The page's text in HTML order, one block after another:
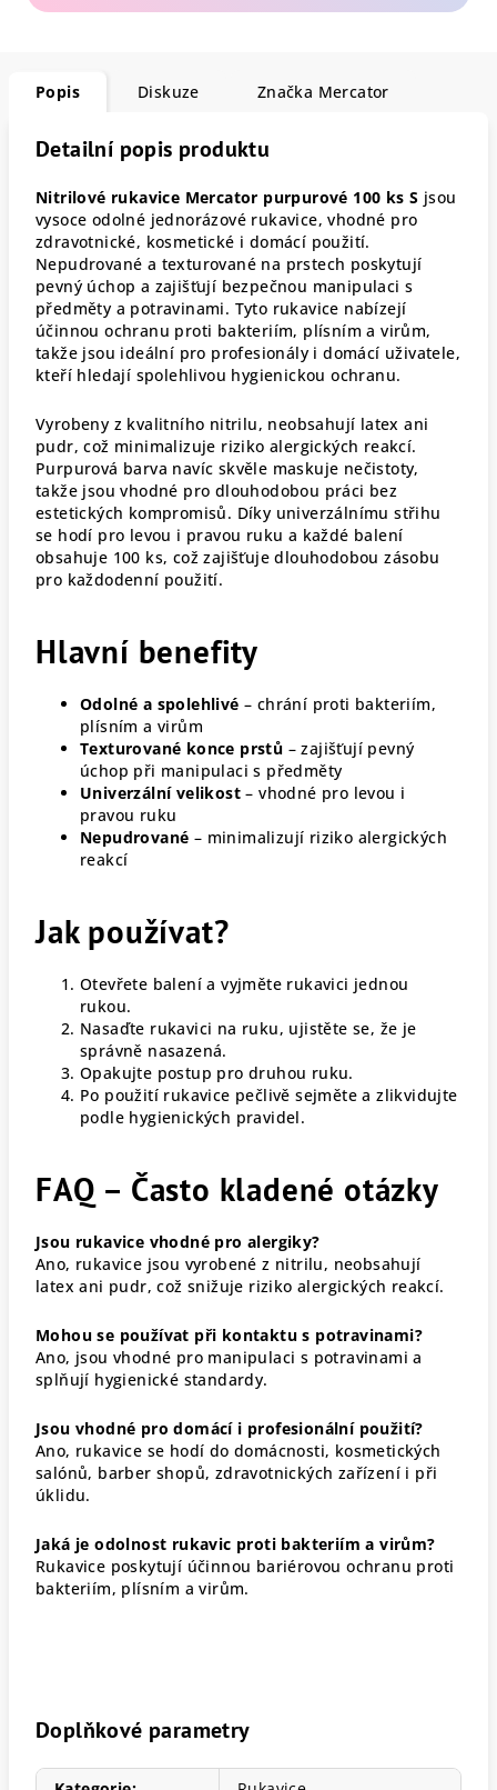
Popis Diskuze Značka Mercator
Detailní popis produktu
Nitrilové rukavice Mercator purpurové 100 ks S jsou
vysoce odolné jednorázové rukavice, vhodné pro
zdravotnické, kosmetické i domácí použití.
Nepudrované a texturované na prstech poskytují
pevný úchop a zajišťují bezpečnou manipulaci s
předměty a potravinami. Tyto rukavice nabízejí
účinnou ochranu proti bakteriím, plísním a virům,
takže jsou ideální pro profesionály i domácí uživatele,
kteří hledají spolehlivou hygienickou ochranu.
Vyrobeny z kvalitního nitrilu, neobsahují latex ani
pudr, což minimalizuje riziko alergických reakcí.
Purpurová barva navíc skvěle maskuje nečistoty,
takže jsou vhodné pro dlouhodobou práci bez
estetických kompromisů. Díky univerzálnímu střihu
se hodí pro levou i pravou ruku a každé balení
obsahuje 100 ks, což zajišťuje dlouhodobou zásobu
pro každodenní použití.
Hlavní benefity
Odolné a spolehlivé – chrání proti bakteriím,
plísním a virům
Texturované konce prstů – zajišťují pevný
úchop při manipulaci s předměty
Univerzální velikost – vhodné pro levou i
pravou ruku
Nepudrované – minimalizují riziko alergických
reakcí
Jak používat?
Otevřete balení a vyjměte rukavici jednou
rukou.
Nasaďte rukavici na ruku, ujistěte se, že je
správně nasazená.
Opakujte postup pro druhou ruku.
Po použití rukavice pečlivě sejměte a zlikvidujte
podle hygienických pravidel.
FAQ – Často kladené otázky
Jsou rukavice vhodné pro alergiky?
Ano, rukavice jsou vyrobené z nitrilu, neobsahují
latex ani pudr, což snižuje riziko alergických reakcí.
Mohou se používat při kontaktu s potravinami?
Ano, jsou vhodné pro manipulaci s potravinami a
splňují hygienické standardy.
Jsou vhodné pro domácí i profesionální použití?
Ano, rukavice se hodí do domácnosti, kosmetických
salónů, barber shopů, zdravotnických zařízení i při
úklidu.
Jaká je odolnost rukavic proti bakteriím a virům?
Rukavice poskytují účinnou bariérovou ochranu proti
bakteriím, plísním a virům.
Doplňkové parametry